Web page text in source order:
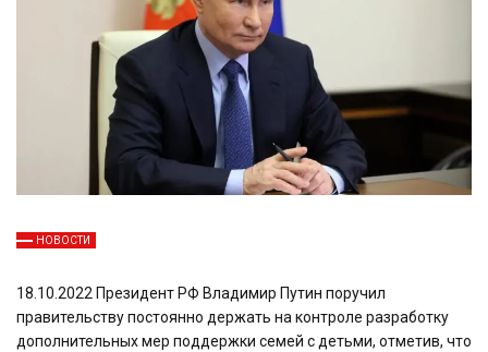
НОВОСТИ
18.10.2022 Президент РФ Владимир Путин поручил
правительству постоянно держать на контроле разработку
дополнительных мер поддержки семей с детьми, отметив, что